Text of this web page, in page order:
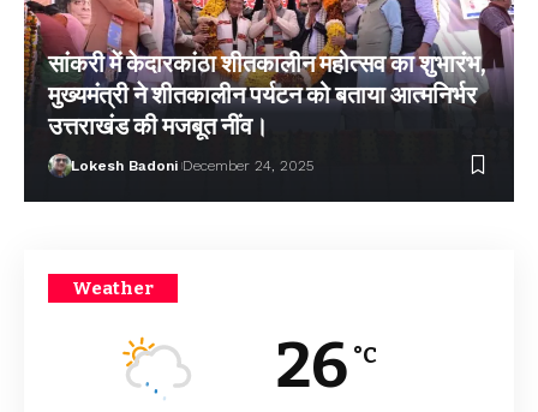
सांकरी में केदारकांठा शीतकालीन महोत्सव का शुभारंभ,
मुख्यमंत्री ने शीतकालीन पर्यटन को बताया आत्मनिर्भर
उत्तराखंड की मजबूत नींव।
Lokesh Badoni December 24, 2025
Weather
26 °C